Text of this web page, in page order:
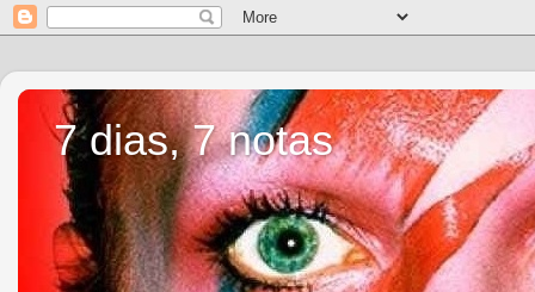
7 dias, 7 notas